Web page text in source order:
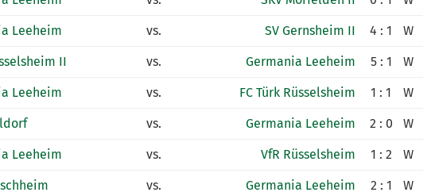
Leeheim vs. SV Gernsheim II 4 : 1 W
II vs. Germania Leeheim 5 : 1 W
Leeheim vs. FC Türk Rüsselsheim 1 : 1 W
vs. Germania Leeheim 2 : 0 W
Leeheim vs. VfR Rüsselsheim 1 : 2 W
vs. Germania Leeheim 2 : 1 W